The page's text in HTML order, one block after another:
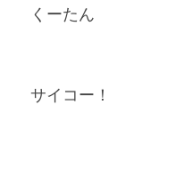
くーたん
サイコー！